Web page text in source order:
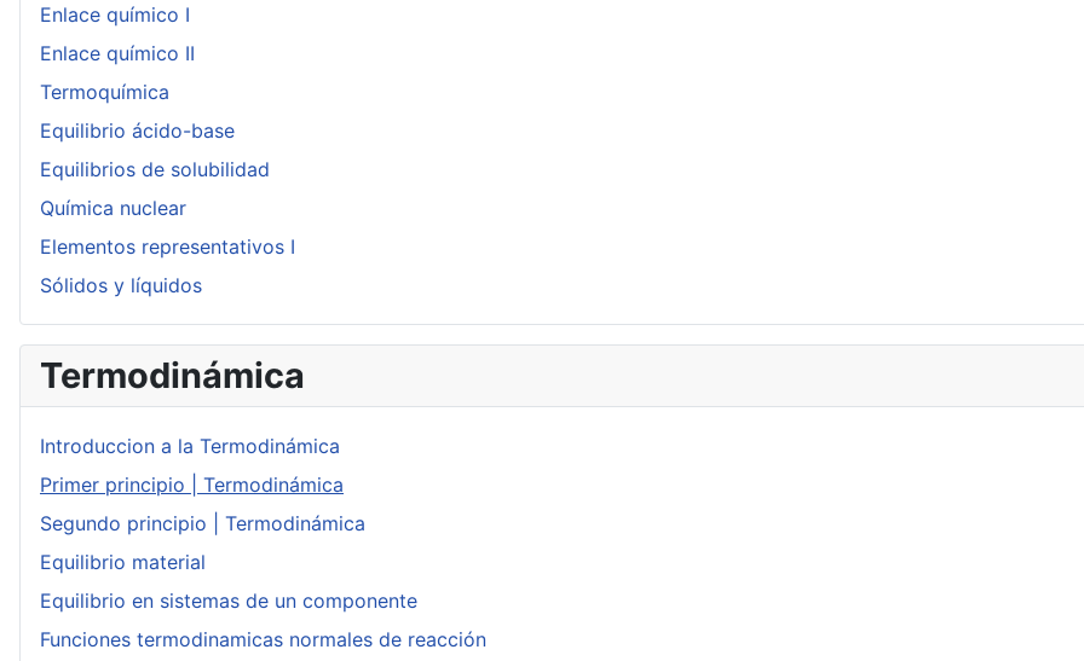
Enlace químico I
Enlace químico II
Termoquímica
Equilibrio ácido-base
Equilibrios de solubilidad
Química nuclear
Elementos representativos I
Sólidos y líquidos
Termodinámica
Introduccion a la Termodinámica
Primer principio | Termodinámica
Segundo principio | Termodinámica
Equilibrio material
Equilibrio en sistemas de un componente
Funciones termodinamicas normales de reacción